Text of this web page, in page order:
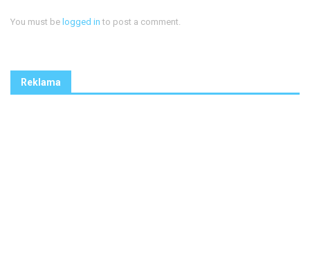
You must be logged in to post a comment.
Reklama